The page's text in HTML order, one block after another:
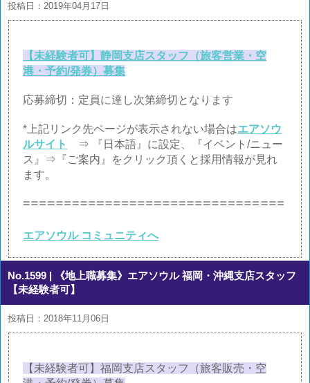
投稿日：2019年04月17日
【未経験者可】静岡支店スタッフ（旅客営業・空
港・予約/発券）募集
応募締切：定員に達し次第締切となります
*上記リンク先ページが表示されない場合はエアソウ
ルサイト
⇒ 『日本語』に設定、『イベント/ニュー
ス』⇒『ご案内』をクリック頂くと採用情報が見れ
ます。
エアソウル コミュニティへ
No.1599 | 《地上職募集》エアソウル 福岡・沖縄支店スタッフ
【未経験者可】
投稿日：2018年11月06日
【未経験者可】福岡支店スタッフ（旅客販売・空